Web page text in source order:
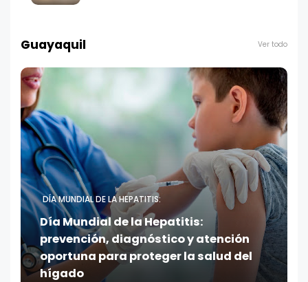
Guayaquil Ver todo
DÍA MUNDIAL DE LA HEPATITIS:
Día Mundial de la Hepatitis:
prevención, diagnóstico y atención
oportuna para proteger la salud del
hígado